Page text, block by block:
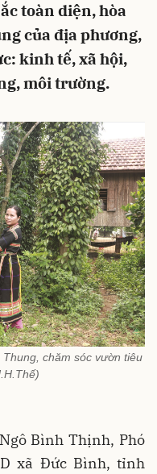
toàn diện, hòa
của địa phương,
kinh tế, xã hội,
môi trường.
chăm sóc vườn tiêu
Bình Thịnh, Phó
xã Đức Bình, tỉnh